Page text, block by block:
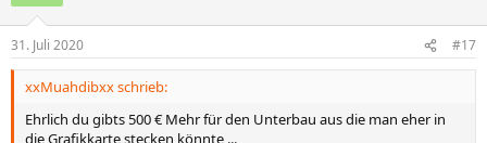
e
n
31. Juli 2020 #17
xxMuahdibxx schrieb:
Ehrlich du gibts 500 € Mehr für den Unterbau aus die man eher in
die Grafikkarte stecken könnte ...